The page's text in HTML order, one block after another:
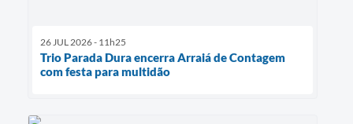
26 JUL 2026 - 11h25
Trio Parada Dura encerra Arraiá de Contagem
com festa para multidão